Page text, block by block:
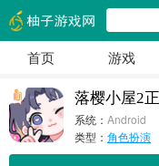
首页 游戏
落樱小屋2
系统： Android
类型： 角色扮演